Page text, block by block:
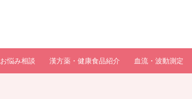
お悩み相談 漢方薬・健康食品紹介 血流・波動測定